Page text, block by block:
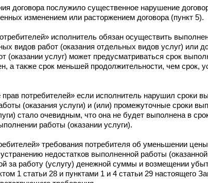
договора послужило существенное нарушение
изменением или расторжением договора (пункт 5).
исполнитель обязан осуществить
видов работ (оказания отдельных видов услуг) или
(оказании услуг) может предусматриваться срок
а также срок меньшей продолжительности, чем срок,
потребителей» если исполнитель нарушил сроки
(оказания услуги) и (или) промежуточные сроки
стало очевидным, что она не будет выполнена в
работы (оказании услуги).
требования потребителя об уменьшении
недостатков выполненной работы
за работу (услугу) денежной суммы и возмещении
1 статьи 28 и пунктами 1 и 4 статьи 29 настоящего